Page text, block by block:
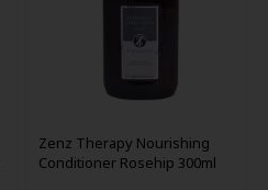
Zenz Therapy Nourishing
Conditioner Rosehip 300ml